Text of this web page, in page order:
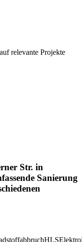
relevante Projekte
Str. in
Sanierung
HLS